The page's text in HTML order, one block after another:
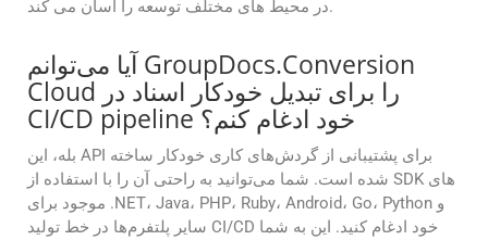
در محیط های مختلف توسعه را آسان می کند.
آیا می‌توانم GroupDocs.Conversion
Cloud را برای تبدیل خودکار اسناد در
CI/CD pipeline خود ادغام کنم؟
بله، این API برای پشتیبانی از گردش‌های کاری خودکار ساخته
شده است. شما می‌توانید به راحتی آن را با استفاده از SDK های
موجود برای .NET، Java، PHP، Ruby، Android، Go، Python و
سایر پلتفرم‌ها در خط تولید CI/CD خود ادغام کنید. این به شما